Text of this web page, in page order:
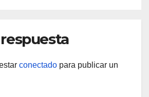
conectado para publicar un